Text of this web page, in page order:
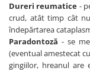
Dureri reumatice -
crud, atât timp cât
îndepărtarea
Paradontoză - se
(eventual amestecat
gingiilor, hreanul are